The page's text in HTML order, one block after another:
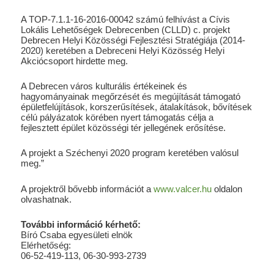
A TOP-7.1.1-16-2016-00042 számú felhívást a Cívis
Lokális Lehetőségek Debrecenben (CLLD) c. projekt
Debrecen Helyi Közösségi Fejlesztési Stratégiája (2014-
2020) keretében a Debreceni Helyi Közösség Helyi
Akciócsoport hirdette meg.
A Debrecen város kulturális értékeinek és
hagyományainak megőrzését és megújítását támogató
épületfelújítások, korszerűsítések, átalakítások, bővítések
célú pályázatok körében nyert támogatás célja a
fejlesztett épület közösségi tér jellegének erősítése.
A projekt a Széchenyi 2020 program keretében valósul
meg.”
A projektről bővebb információt awww.valcer.hu oldalon
olvashatnak.
További információ kérhető:
Bíró Csaba egyesületi elnök
Elérhetőség:
06-52-419-113, 06-30-993-2739